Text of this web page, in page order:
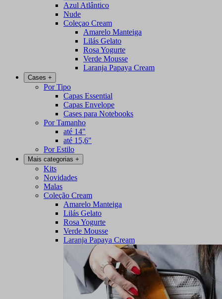
Azul Atlântico
Nude
Coleçao Cream
Amarelo Manteiga
Lilás Gelato
Rosa Yogurte
Verde Mousse
Laranja Papaya Cream
Cases +
Por Tipo
Capas Essential
Capas Envelope
Cases para Notebooks
Por Tamanho
até 14"
até 15,6"
Por Estilo
Mais categorias +
Kits
Novidades
Malas
Coleção Cream
Amarelo Manteiga
Lilás Gelato
Rosa Yogurte
Verde Mousse
Laranja Papaya Cream